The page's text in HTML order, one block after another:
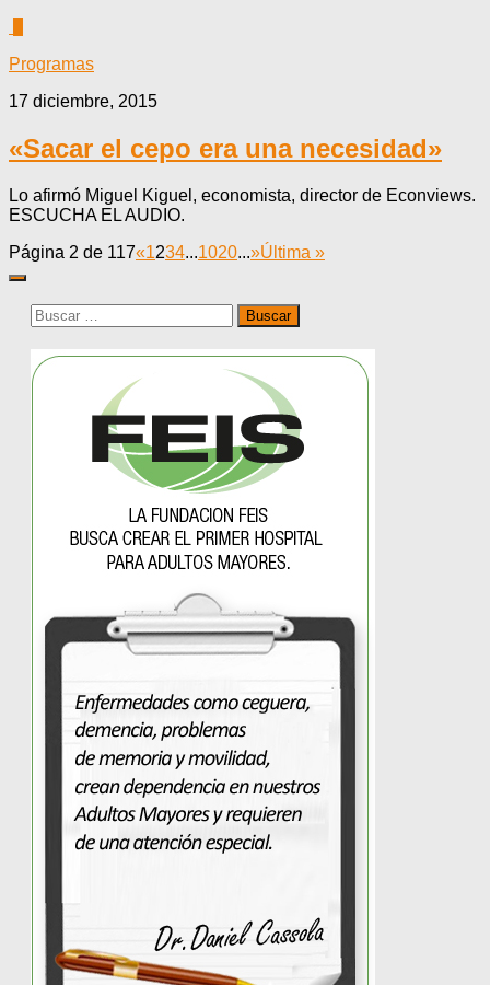
Programas
17 diciembre, 2015
«Sacar el cepo era una necesidad»
Lo afirmó Miguel Kiguel, economista, director de Econviews.
ESCUCHA EL AUDIO.
Página 2 de 117«1234...1020...»Última »
Buscar: